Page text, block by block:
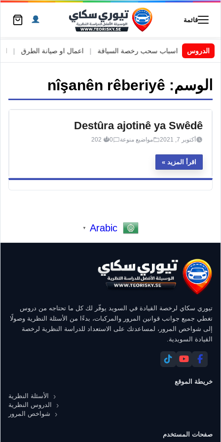
قائمة
الدروس
السويد | اسباب سحب رخصة السياقة اعمال او صيانة الطرق
الوسم: nîşanên rêberiyê
Destûra ajotinê ya Swêdê
أكتوبر 7, 2021 مواضيع منوعة 0
202
اقرأ المزيد
Arabic
▼
تيوري سكاي لرخصة القيادة في السويد يوفّر لك كل ما تحتاجه من دروس
تغطي جميع جوانب قوانين المرور والمركبات، بدءًا من الأسئلة النظرية وصولًا
إلى شواخص المرور، لمساعدتك على الاستعداد للدراسة النظرية لرخصة
القيادة السويدية.
خريطة الموقع
الأسئلة النظرية
الدروس النظرية
شواخص المرور
صفحات المستخدم